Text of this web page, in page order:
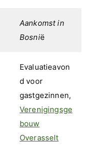
Aankomst in
Bosnië
Evaluatieavon
d voor
gastgezinnen,
Verenigingsge
bouw
Overasselt